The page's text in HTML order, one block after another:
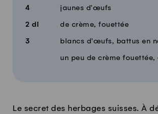
4 jaunes d'œufs
2 dl de crème, fouettée
3 blancs d'œufs, battus en
un peu de crème
Le secret des herbages suisses. À